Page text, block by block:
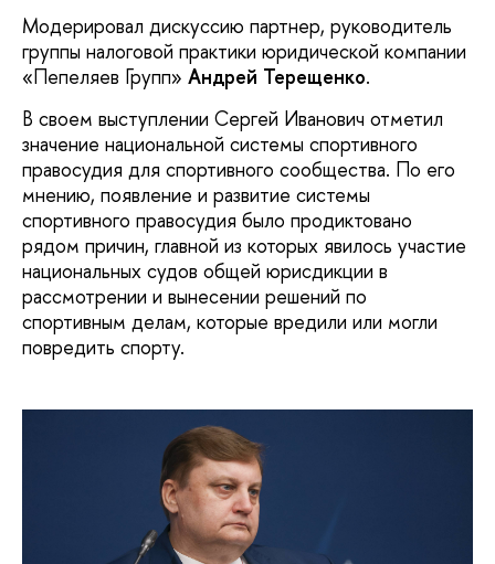
Модерировал дискуссию партнер, руководитель
группы налоговой практики юридической компании
«Пепеляев Групп» Андрей Терещенко.
В своем выступлении Сергей Иванович отметил
значение национальной системы спортивного
правосудия для спортивного сообщества. По его
мнению, появление и развитие системы
спортивного правосудия было продиктовано
рядом причин, главной из которых явилось участие
национальных судов общей юрисдикции в
рассмотрении и вынесении решений по
спортивным делам, которые вредили или могли
повредить спорту.